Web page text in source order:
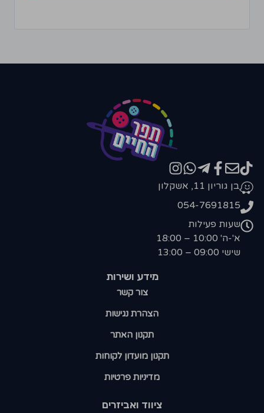
ציווד ואביזרים
מידע ושירות
צור קשר
הצהרת נגישות
תקנון האתר
תקנון מועדון לקוחות
מדיניות פרטיות
בן גוריון 11, אשקלון
054-7691815
שעות פעילות
א'-ה' 10:00 – 18:00
שישי 09:00 – 13:00